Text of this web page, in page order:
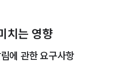
치는 영향
에 관한 요구사항